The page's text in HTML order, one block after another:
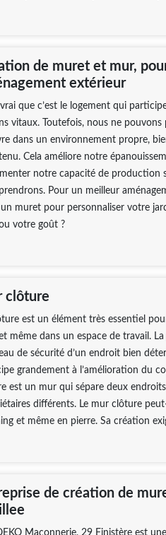
de muret et mur,
extérieur
vrai que c’est le logement qui
vitaux. Toutefois, nous ne
dans un environnement propre,
Cela améliore notre
notre capacité de production
Pour un meilleur
muret pour personnaliser votre
votre goût ?
clôture
est un élément très essentiel
même dans un espace de travail.
de sécurité d’un endroit bien
grandement à l’amélioration du
est un mur qui sépare deux
différents. Le mur clôture
et même en pierre. Sa création
de création de
Maçonnerie, 29 Finistère est